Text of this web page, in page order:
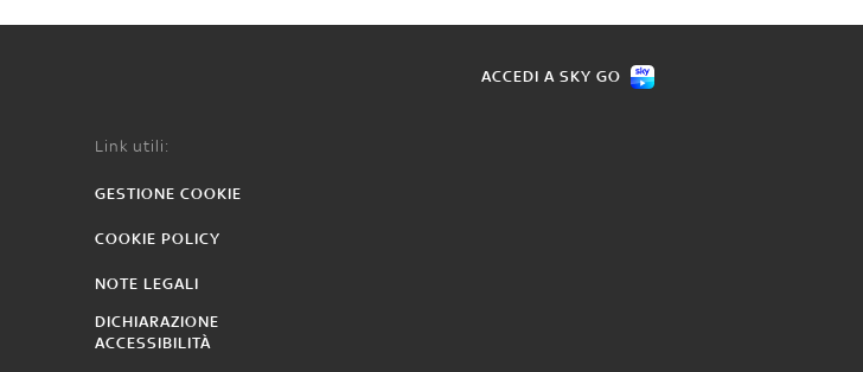
ACCEDI A SKY GO
Link utili:
GESTIONE COOKIE
COOKIE POLICY
NOTE LEGALI
DICHIARAZIONE
ACCESSIBILITÀ